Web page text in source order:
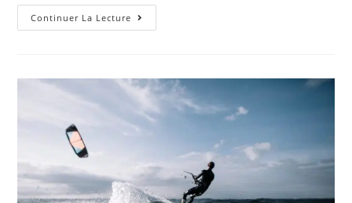
Continuer La Lecture Decouvrez
:
Des
Expériences
Exceptionnelles
Me
Passionne